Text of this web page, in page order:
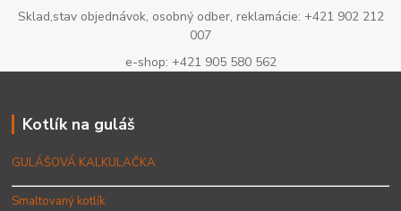
Sklad,stav objednávok, osobný odber, reklamácie: +421 902 212
007
e-shop: +421 905 580 562
Kotlík na guláš
GULÁŠOVÁ KALKULAČKA
Smaltovaný kotlík